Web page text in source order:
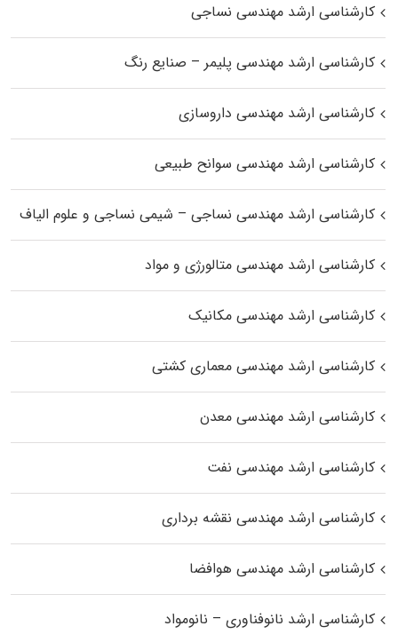
کارشناسی ارشد مهندسی نساجی
کارشناسی ارشد مهندسی پلیمر – صنایع رنگ
کارشناسی ارشد مهندسی داروسازی
کارشناسی ارشد مهندسی سوانح طبیعی
کارشناسی ارشد مهندسی نساجی – شیمی نساجی و علوم الیاف
کارشناسی ارشد مهندسی متالورژی و مواد
کارشناسی ارشد مهندسی مکانیک
کارشناسی ارشد مهندسی معماری کشتی
کارشناسی ارشد مهندسی معدن
کارشناسی ارشد مهندسی نفت
کارشناسی ارشد مهندسی نقشه برداری
کارشناسی ارشد مهندسی هوافضا
کارشناسی ارشد نانوفناوری – نانومواد